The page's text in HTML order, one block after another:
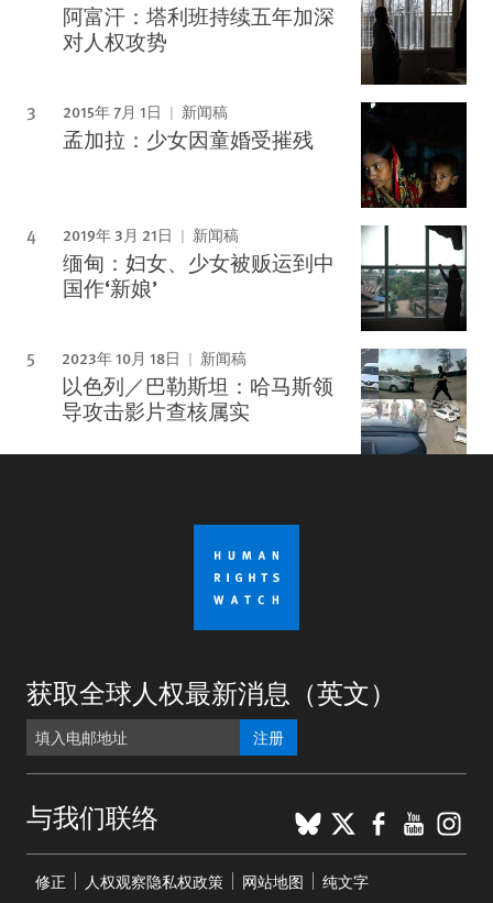
阿富汗：塔利班持续五年加深
对人权攻势
2015年 7月 1日 新闻稿
孟加拉：少女因童婚受摧残
2019年 3月 21日 新闻稿
缅甸：妇女、少女被贩运到中
国作‘新娘’
2023年 10月 18日 新闻稿
以色列／巴勒斯坦：哈马斯领
导攻击影片查核属实
获取全球人权最新消息（英文）
注册
与我们联络 BlueSky
X
menu
修正 人权观察隐私权政策 网站地图 纯文字